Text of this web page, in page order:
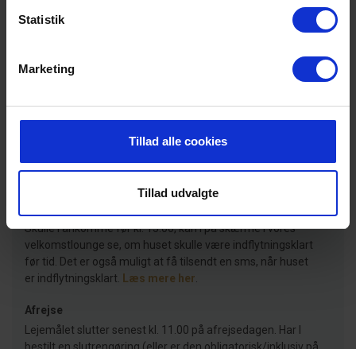
Statistik
Marketing
Tillad alle cookies
Tillad udvalgte
Bureau
Det lejede feriehus står til jeres rådighed fra kl. 15.00.
Skulle I ankomme før kl. 15.00, kan I på skærme i vores
velkomstlounge se, om huset skulle være indflytningsklart
før tid. Det er også muligt at få tilsendt en sms, når huset
er indflytningsklart. Læs mere her.
Afrejse
Lejemålet slutter senest kl. 11.00 på afrejsedagen. Har I